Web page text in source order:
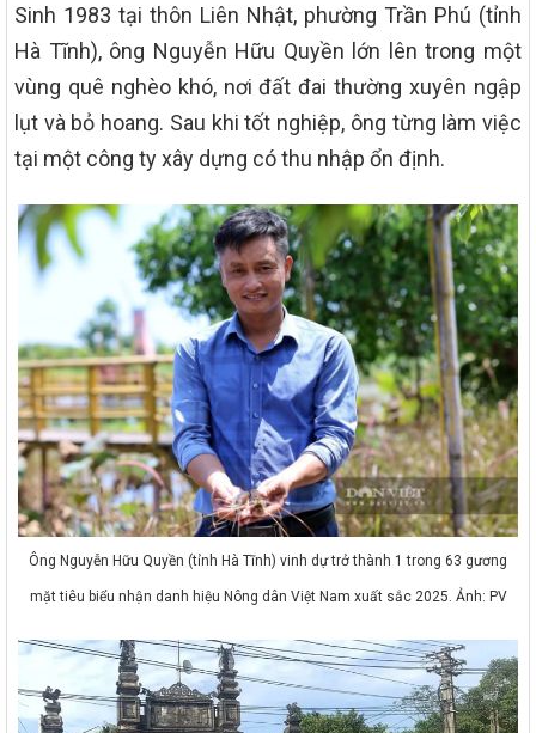
Sinh 1983 tại thôn Liên Nhật, phường Trần Phú (tỉnh
Hà Tĩnh), ông Nguyễn Hữu Quyền lớn lên trong một
vùng quê nghèo khó, nơi đất đai thường xuyên ngập
lụt và bỏ hoang. Sau khi tốt nghiệp, ông từng làm việc
tại một công ty xây dựng có thu nhập ổn định.
Ông Nguyễn Hữu Quyền (tỉnh Hà Tĩnh) vinh dự trở thành 1 trong 63 gương
mặt tiêu biểu nhận danh hiệu Nông dân Việt Nam xuất sắc 2025. Ảnh: PV